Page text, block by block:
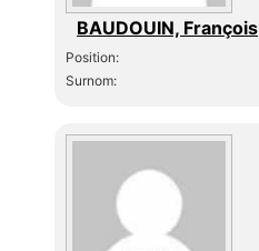
BAUDOUIN, François
Position:
Surnom: